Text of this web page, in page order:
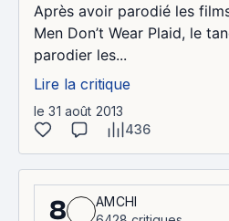
Après avoir parodié les
Men Don’t Wear Plaid, le
parodier les...
Lire la critique
le 31 août 2013
436
8
AMCHI